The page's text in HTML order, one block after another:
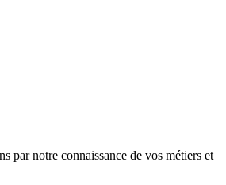
par notre connaissance de vos métiers et